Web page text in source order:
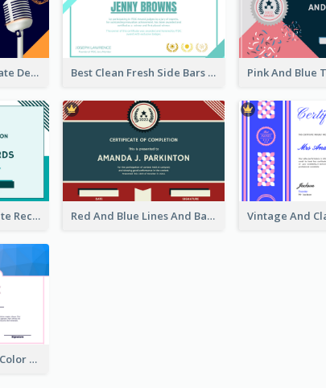
Dark Theme Certificate Design For Singing Contest Best Clean Fresh Side Bars Cyber Certificate Design
Simple Blue And White Rectangle Certificate Red And Blue Lines And Badge Completion Certificate
Cute Polygon Pastel Color Certificate Design